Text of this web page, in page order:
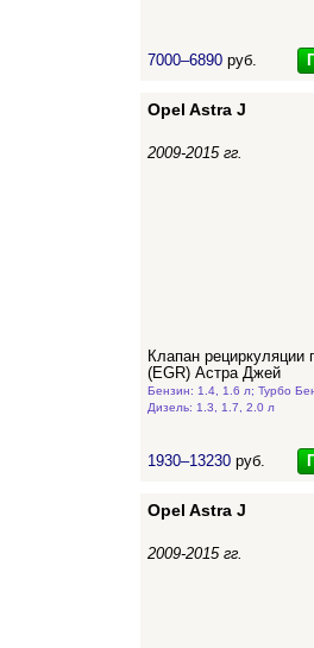
7000–6890 руб.
Opel Astra J
2009-2015 гг.
Клапан рециркуляции
(EGR) Астра Джей
Бензин: 1.4, 1.6 л; Турбо
Дизель: 1.3, 1.7, 2.0 л
1930–13230 руб.
Opel Astra J
2009-2015 гг.